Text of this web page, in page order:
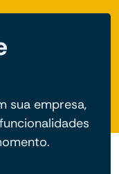
sua empresa,